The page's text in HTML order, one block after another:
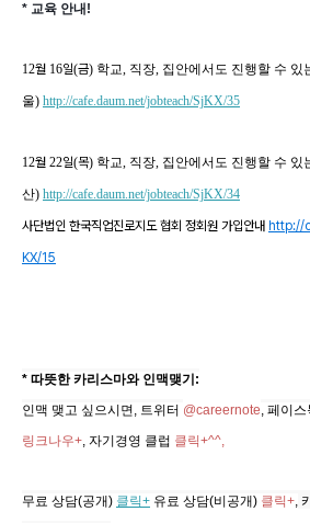
* 교육 안내!
12월 16일(금) 학교, 직장, 집안에서도 진행할 수 있
울) http://cafe.daum.net/jobteach/SjKX/35
12월 22일(목) 학교, 직장, 집안에서도 진행할 수 있
산) http://cafe.daum.net/jobteach/SjKX/34
사단법인 한국직업진로지도 협회 정회원 가입안내 http://
KX/15
* 따뜻한 카리스마와 인맥맺기:
인맥 맺고 싶으시면, 트위터 @careernote, 페이스
링크나우+, 자기경영 클럽 클릭+^^,
무료 상담(공개) 클릭+ 유료 상담(비공개) 클릭+,